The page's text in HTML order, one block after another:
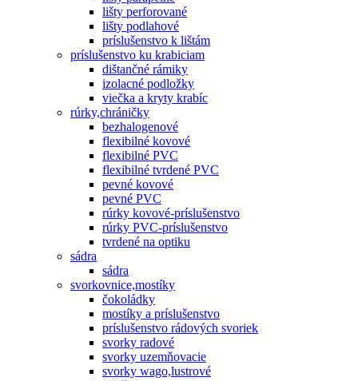
lišty perforované
lišty podlahové
príslušenstvo k lištám
príslušenstvo ku krabiciam
dištančné rámiky
izolacné podložky
viečka a kryty krabíc
rúrky,chráničky
bezhalogenové
flexibilné kovové
flexibilné PVC
flexibilné tvrdené PVC
pevné kovové
pevné PVC
rúrky kovové-príslušenstvo
rúrky PVC-príslušenstvo
tvrdené na optiku
sádra
sádra
svorkovnice,mostíky
čokoládky
mostíky a príslušenstvo
príslušenstvo rádových svoriek
svorky radové
svorky uzemňovacie
svorky wago,lustrové